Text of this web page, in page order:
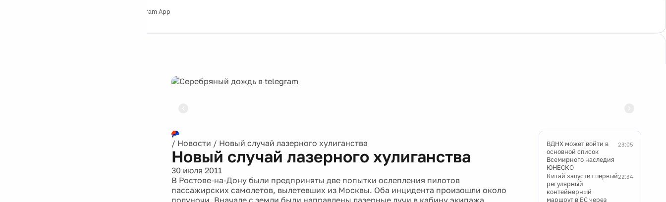
Telegram App
/ Новости / Новый случай лазерного хулиганства
Новый случай лазерного хулиганства
30 июля 2011
В Ростове-на-Дону были предприняты две попытки ослепления пилотов
пассажирских самолетов, вылетевших из Москвы. Оба инцидента произошли около
23:05
ВДНХ может войти в
основной список
Всемирного наследия
ЮНЕСКО
22:34
Китай запустит первый
регулярный
контейнерный
маршрут в ЕС через